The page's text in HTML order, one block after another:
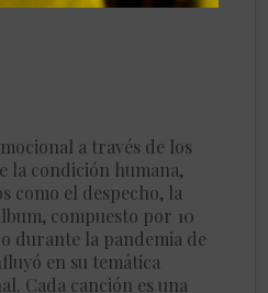
a través de los
la condición humana,
como el despecho, la
compuesto por 10
durante la pandemia de
en su temática
Cada canción es una